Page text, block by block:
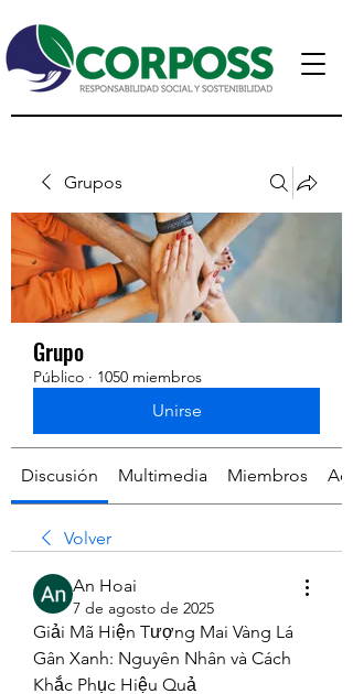
Grupos
Grupo
Público · 1050 miembros
Unirse
Discusión Multimedia Miembros
Volver
An Hoai
7 de agosto de 2025
Giải Mã Hiện Tượng Mai Vàng Lá
Gân Xanh: Nguyên Nhân và Cách
Khắc Phục Hiệu Quả